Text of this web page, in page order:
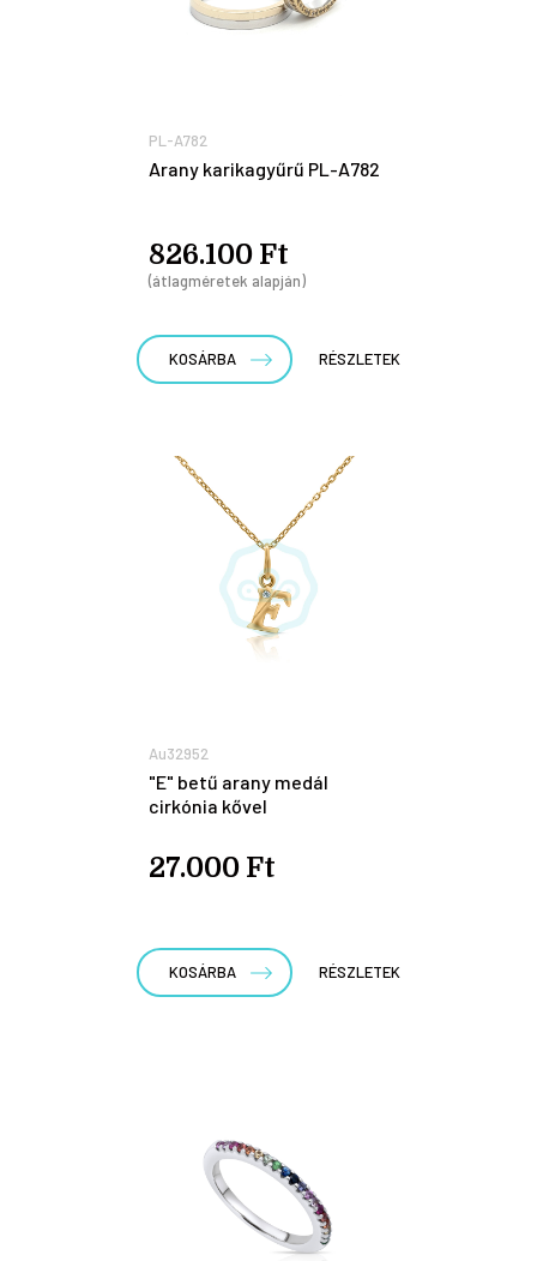
PL-A782
Arany karikagyűrű PL-A782
826.100 Ft
(átlagméretek alapján)
KOSÁRBA RÉSZLETEK
Au32952
"E" betű arany medál
cirkónia kővel
27.000 Ft
KOSÁRBA RÉSZLETEK